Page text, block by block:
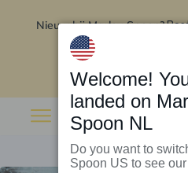
Nieuw bij Marley Spoon?
Welcome!
landed on
Spoon NL
Do you want to
Spoon US to see